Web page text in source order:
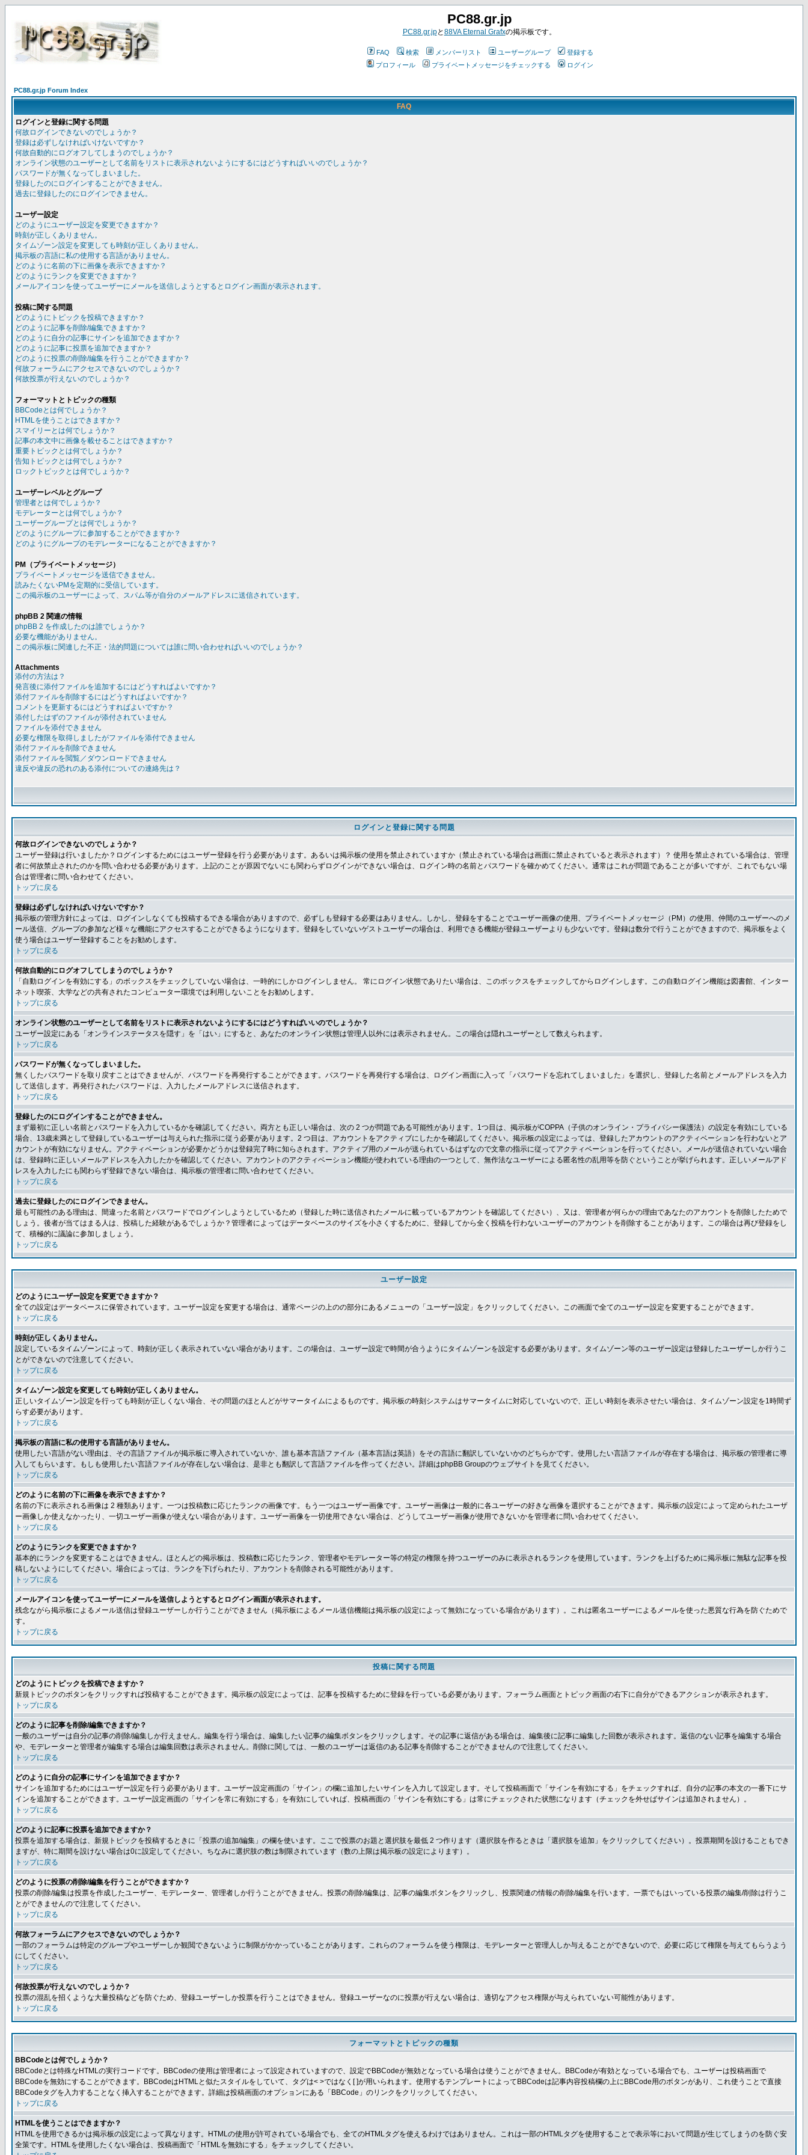
PC88.gr.jp
PC88.gr.jpと88VA Eternal Grafxの掲示板です。
FAQ 検索 メンバーリスト ユーザーグループ
登録する
プロフィール
プライベートメッセージをチェックする ログイン
PC88.gr.jp Forum Index
FAQ
ログインと登録に関する問題
何故ログインできないのでしょうか？
登録は必ずしなければいけないですか？
何故自動的にログオフしてしまうのでしょうか？
オンライン状態のユーザーとして名前をリストに表示されないようにするにはどうすればいいのでしょうか？
パスワードが無くなってしまいました。
登録したのにログインすることができません。
過去に登録したのにログインできません。
ユーザー設定
どのようにユーザー設定を変更できますか？
時刻が正しくありません。
タイムゾーン設定を変更しても時刻が正しくありません。
掲示板の言語に私の使用する言語がありません。
どのように名前の下に画像を表示できますか？
どのようにランクを変更できますか？
メールアイコンを使ってユーザーにメールを送信しようとするとログイン画面が表示されます。
投稿に関する問題
どのようにトピックを投稿できますか？
どのように記事を削除/編集できますか？
どのように自分の記事にサインを追加できますか？
どのように記事に投票を追加できますか？
どのように投票の削除/編集を行うことができますか？
何故フォーラムにアクセスできないのでしょうか？
何故投票が行えないのでしょうか？
フォーマットとトピックの種類
BBCodeとは何でしょうか？
HTMLを使うことはできますか？
スマイリーとは何でしょうか？
記事の本文中に画像を載せることはできますか？
重要トピックとは何でしょうか？
告知トピックとは何でしょうか？
ロックトピックとは何でしょうか？
ユーザーレベルとグループ
管理者とは何でしょうか？
モデレーターとは何でしょうか？
ユーザーグループとは何でしょうか？
どのようにグループに参加することができますか？
どのようにグループのモデレーターになることができますか？
PM（プライベートメッセージ）
プライベートメッセージを送信できません。
読みたくないPMを定期的に受信しています。
この掲示板のユーザーによって、スパム等が自分のメールアドレスに送信されています。
phpBB 2 関連の情報
phpBB 2 を作成したのは誰でしょうか？
必要な機能がありません。
この掲示板に関連した不正・法的問題については誰に問い合わせればいいのでしょうか？
Attachments
添付の方法は？
発言後に添付ファイルを追加するにはどうすればよいですか？
添付ファイルを削除するにはどうすればよいですか？
コメントを更新するにはどうすればよいですか？
添付したはずのファイルが添付されていません
ファイルを添付できません
必要な権限を取得しましたがファイルを添付できません
添付ファイルを削除できません
添付ファイルを閲覧／ダウンロードできません
違反や違反の恐れのある添付についての連絡先は？
ログインと登録に関する問題
何故ログインできないのでしょうか？
ユーザー登録は行いましたか？ログインするためにはユーザー登録を行う必要があります。あるいは掲示板の使用を禁止されていますか（禁止されている場合は画面に禁止されていると表示されます）？ 使用を禁止されている場合は、管理
者に何故禁止されたのかを問い合わせる必要があります。上記のことが原因でないにも関わらずログインができない場合は、ログイン時の名前とパスワードを確かめてください。通常はこれが問題であることが多いですが、これでもない場
合は管理者に問い合わせてください。
トップに戻る
登録は必ずしなければいけないですか？
掲示板の管理方針によっては、ログインしなくても投稿するできる場合がありますので、必ずしも登録する必要はありません。しかし、登録をすることでユーザー画像の使用、プライベートメッセージ（PM）の使用、仲間のユーザーへのメ
ール送信、グループの参加など様々な機能にアクセスすることができるようになります。登録をしていないゲストユーザーの場合は、利用できる機能が登録ユーザーよりも少ないです。登録は数分で行うことができますので、掲示板をよく
使う場合はユーザー登録することをお勧めします。
トップに戻る
何故自動的にログオフしてしまうのでしょうか？
「自動ログインを有効にする」のボックスをチェックしていない場合は、一時的にしかログインしません。 常にログイン状態でありたい場合は、このボックスをチェックしてからログインします。この自動ログイン機能は図書館、インター
ネット喫茶、大学などの共有されたコンピューター環境では利用しないことをお勧めします。
トップに戻る
オンライン状態のユーザーとして名前をリストに表示されないようにするにはどうすればいいのでしょうか？
ユーザー設定にある「オンラインステータスを隠す」を「はい」にすると、あなたのオンライン状態は管理人以外には表示されません。この場合は隠れユーザーとして数えられます。
トップに戻る
パスワードが無くなってしまいました。
無くしたパスワードを取り戻すことはできませんが、パスワードを再発行することができます。パスワードを再発行する場合は、ログイン画面に入って「パスワードを忘れてしまいました」を選択し、登録した名前とメールアドレスを入力
して送信します。再発行されたパスワードは、入力したメールアドレスに送信されます。
トップに戻る
登録したのにログインすることができません。
まず最初に正しい名前とパスワードを入力しているかを確認してください。両方とも正しい場合は、次の 2 つが問題である可能性があります。1つ目は、掲示板がCOPPA（子供のオンライン・プライバシー保護法）の設定を有効にしている
場合、13歳未満として登録しているユーザーは与えられた指示に従う必要があります。2 つ目は、アカウントをアクティブにしたかを確認してください。掲示板の設定によっては、登録したアカウントのアクティベーションを行わないとア
カウントが有効になりません。アクティベーションが必要かどうかは登録完了時に知らされます。アクティブ用のメールが送られているはずなので文章の指示に従ってアクティベーションを行ってください。メールが送信されていない場合
は、登録時に正しいメールアドレスを入力したかを確認してください。アカウントのアクティベーション機能が使われている理由の一つとして、無作法なユーザーによる匿名性の乱用等を防ぐということが挙げられます。正しいメールアド
レスを入力したにも関わらず登録できない場合は、掲示板の管理者に問い合わせてください。
トップに戻る
過去に登録したのにログインできません。
最も可能性のある理由は、間違った名前とパスワードでログインしようとしているため（登録した時に送信されたメールに載っているアカウントを確認してください）、又は、管理者が何らかの理由であなたのアカウントを削除したためで
しょう。後者が当てはまる人は、投稿した経験があるでしょうか？管理者によってはデータベースのサイズを小さくするために、登録してから全く投稿を行わないユーザーのアカウントを削除することがあります。この場合は再び登録をし
て、積極的に議論に参加しましょう。
トップに戻る
ユーザー設定
どのようにユーザー設定を変更できますか？
全ての設定はデータベースに保管されています。ユーザー設定を変更する場合は、通常ページの上のの部分にあるメニューの「ユーザー設定」をクリックしてください。この画面で全てのユーザー設定を変更することができます。
トップに戻る
時刻が正しくありません。
設定しているタイムゾーンによって、時刻が正しく表示されていない場合があります。この場合は、ユーザー設定で時間が合うようにタイムゾーンを設定する必要があります。タイムゾーン等のユーザー設定は登録したユーザーしか行うこ
とができないので注意してください。
トップに戻る
タイムゾーン設定を変更しても時刻が正しくありません。
正しいタイムゾーン設定を行っても時刻が正しくない場合、その問題のほとんどがサマータイムによるものです。掲示板の時刻システムはサマータイムに対応していないので、正しい時刻を表示させたい場合は、タイムゾーン設定を1時間ず
らす必要があります。
トップに戻る
掲示板の言語に私の使用する言語がありません。
使用したい言語がない理由は、その言語ファイルが掲示板に導入されていないか、誰も基本言語ファイル（基本言語は英語）をその言語に翻訳していないかのどちらかです。使用したい言語ファイルが存在する場合は、掲示板の管理者に導
入してもらいます。もしも使用したい言語ファイルが存在しない場合は、是非とも翻訳して言語ファイルを作ってください。詳細はphpBB Groupのウェブサイトを見てください。
トップに戻る
どのように名前の下に画像を表示できますか？
名前の下に表示される画像は 2 種類あります。一つは投稿数に応じたランクの画像です。もう一つはユーザー画像です。ユーザー画像は一般的に各ユーザーの好きな画像を選択することができます。掲示板の設定によって定められたユーザ
ー画像しか使えなかったり、一切ユーザー画像が使えない場合があります。ユーザー画像を一切使用できない場合は、どうしてユーザー画像が使用できないかを管理者に問い合わせてください。
トップに戻る
どのようにランクを変更できますか？
基本的にランクを変更することはできません。ほとんどの掲示板は、投稿数に応じたランク、管理者やモデレーター等の特定の権限を持つユーザーのみに表示されるランクを使用しています。ランクを上げるために掲示板に無駄な記事を投
稿しないようにしてください。場合によっては、ランクを下げられたり、アカウントを削除される可能性があります。
トップに戻る
メールアイコンを使ってユーザーにメールを送信しようとするとログイン画面が表示されます。
残念ながら掲示板によるメール送信は登録ユーザーしか行うことができません（掲示板によるメール送信機能は掲示板の設定によって無効になっている場合があります）。これは匿名ユーザーによるメールを使った悪質な行為を防ぐためで
す。
トップに戻る
投稿に関する問題
どのようにトピックを投稿できますか？
新規トピックのボタンをクリックすれば投稿することができます。掲示板の設定によっては、記事を投稿するために登録を行っている必要があります。フォーラム画面とトピック画面の右下に自分ができるアクションが表示されます。
トップに戻る
どのように記事を削除/編集できますか？
一般のユーザーは自分の記事の削除/編集しか行えません。編集を行う場合は、編集したい記事の編集ボタンをクリックします。その記事に返信がある場合は、編集後に記事に編集した回数が表示されます。返信のない記事を編集する場合
や、モデレーターと管理者が編集する場合は編集回数は表示されません。削除に関しては、一般のユーザーは返信のある記事を削除することができませんので注意してください。
トップに戻る
どのように自分の記事にサインを追加できますか？
サインを追加するためにはユーザー設定を行う必要があります。ユーザー設定画面の「サイン」の欄に追加したいサインを入力して設定します。そして投稿画面で「サインを有効にする」をチェックすれば、自分の記事の本文の一番下にサ
インを追加することができます。ユーザー設定画面の「サインを常に有効にする」を有効にしていれば、投稿画面の「サインを有効にする」は常にチェックされた状態になります（チェックを外せばサインは追加されません）。
トップに戻る
どのように記事に投票を追加できますか？
投票を追加する場合は、新規トピックを投稿するときに「投票の追加/編集」の欄を使います。ここで投票のお題と選択肢を最低 2 つ作ります（選択肢を作るときは「選択肢を追加」をクリックしてください）。投票期間を設けることもでき
ますが、特に期間を設けない場合は0に設定してください。ちなみに選択肢の数は制限されています（数の上限は掲示板の設定によります）。
トップに戻る
どのように投票の削除/編集を行うことができますか？
投票の削除/編集は投票を作成したユーザー、モデレーター、管理者しか行うことができません。投票の削除/編集は、記事の編集ボタンをクリックし、投票関連の情報の削除/編集を行います。一票でもはいっている投票の編集/削除は行うこ
とができませんので注意してください。
トップに戻る
何故フォーラムにアクセスできないのでしょうか？
一部のフォーラムは特定のグループやユーザーしか観閲できないように制限がかかっていることがあります。これらのフォーラムを使う権限は、モデレーターと管理人しか与えることができないので、必要に応じて権限を与えてもらうよう
にしてください。
トップに戻る
何故投票が行えないのでしょうか？
投票の混乱を招くような大量投稿などを防ぐため、登録ユーザーしか投票を行うことはできません。登録ユーザーなのに投票が行えない場合は、適切なアクセス権限が与えられていない可能性があります。
トップに戻る
フォーマットとトピックの種類
BBCodeとは何でしょうか？
BBCodeとは特殊なHTMLの実行コードです。BBCodeの使用は管理者によって設定されていますので、設定でBBCodeが無効となっている場合は使うことができません。BBCodeが有効となっている場合でも、ユーザーは投稿画面で
BBCodeを無効にすることができます。BBCodeはHTMLと似たスタイルをしていて、タグは< >ではなく[ ]が用いられます。使用するテンプレートによってBBCodeは記事内容投稿欄の上にBBCode用のボタンがあり、これ使うことで直接
BBCodeタグを入力することなく挿入することができます。詳細は投稿画面のオプションにある「BBCode」のリンクをクリックしてください。
トップに戻る
HTMLを使うことはできますか？
HTMLを使用できるかは掲示板の設定によって異なります。HTMLの使用が許可されている場合でも、全てのHTMLタグを使えるわけではありません。これは一部のHTMLタグを使用することで表示等において問題が生じてしまうのを防ぐ安
全策です。HTMLを使用したくない場合は、投稿画面で「HTMLを無効にする」をチェックしてください。